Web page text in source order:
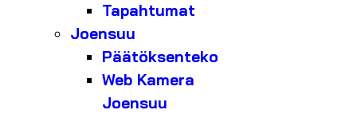
Tapahtumat
Joensuu
Päätöksenteko
Web Kamera
Joensuu